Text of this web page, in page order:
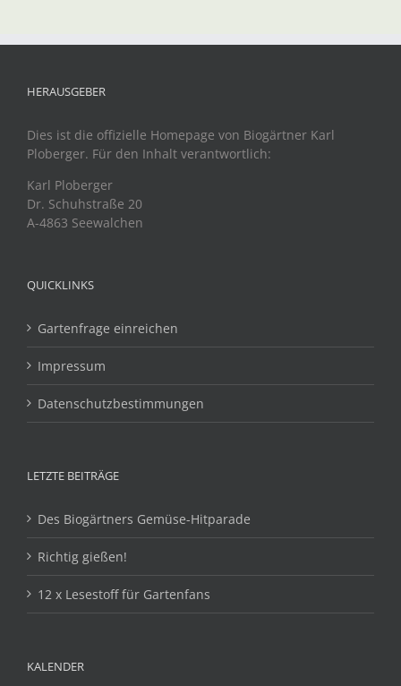
HERAUSGEBER
Dies ist die offizielle Homepage von Biogärtner Karl
Ploberger. Für den Inhalt verantwortlich:
Karl Ploberger
Dr. Schuhstraße 20
A-4863 Seewalchen
QUICKLINKS
Gartenfrage einreichen
Impressum
Datenschutzbestimmungen
LETZTE BEITRÄGE
Des Biogärtners Gemüse-Hitparade
Richtig gießen!
12 x Lesestoff für Gartenfans
KALENDER